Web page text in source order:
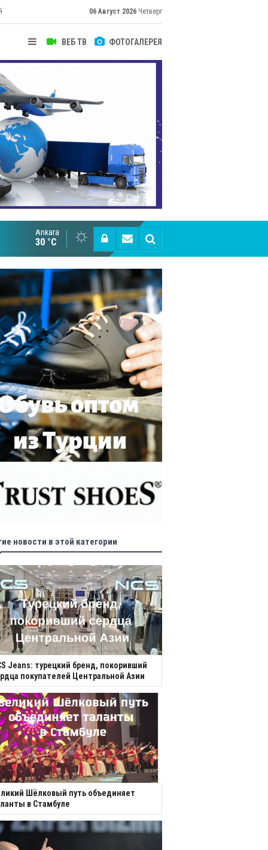
06 Август 2026 Четверг
ВЕБ ТВ ФОТОГАЛЕРЕЯ
Великий Шёлковый путь объединяет таланты в
Ankara
30 °C
новости в этой категории
Jeans: турецкий бренд, покоривший
покупателей Центральной Азии
Шёлковый путь объединяет
в Стамбуле